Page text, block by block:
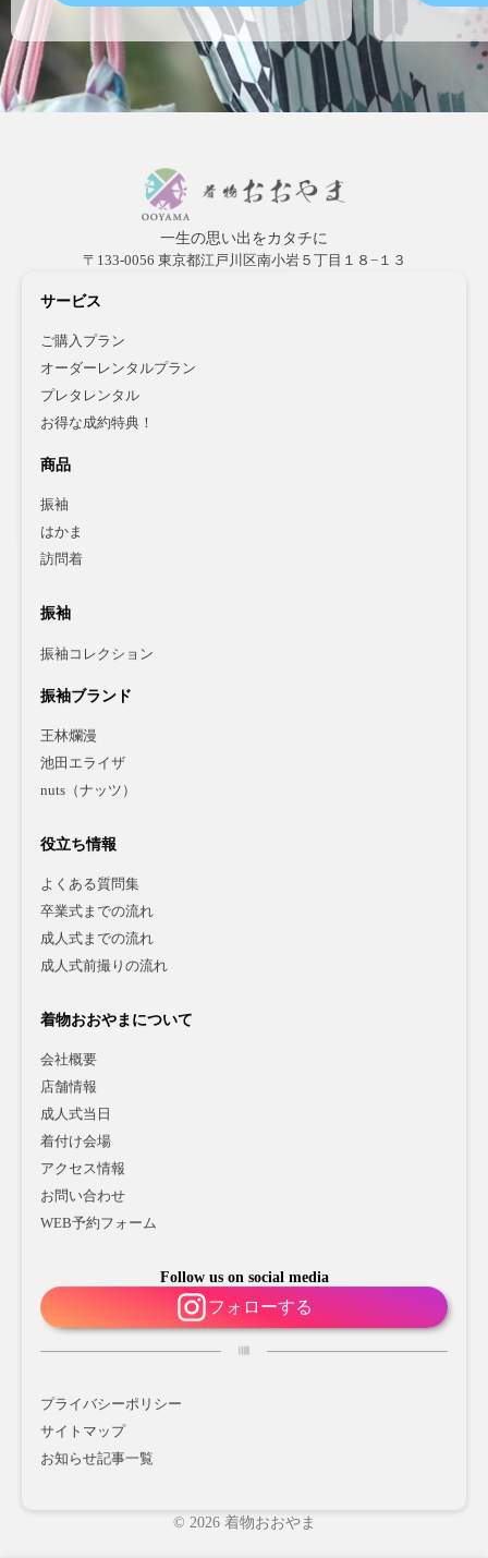
一生の思い出をカタチに
〒133-0056 東京都江戸川区南小岩５丁目１８−１３
サービス
ご購入プラン
オーダーレンタルプラン
プレタレンタル
お得な成約特典！
商品
振袖
はかま
訪問着
振袖
振袖コレクション
振袖ブランド
王林爛漫
池田エライザ
nuts（ナッツ）
役立ち情報
よくある質問集
卒業式までの流れ
成人式までの流れ
成人式前撮りの流れ
着物おおやまについて
会社概要
店舗情報
成人式当日
着付け会場
アクセス情報
お問い合わせ
WEB予約フォーム
Follow us on social media
フォローする
プライバシーポリシー
サイトマップ
お知らせ記事一覧
© 2026 着物おおやま